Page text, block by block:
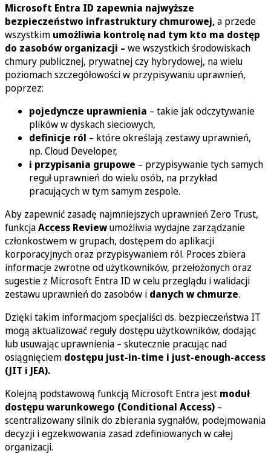
Microsoft Entra ID zapewnia najwyższe
bezpieczeństwo infrastruktury chmurowej,a przede
wszystkim umożliwia kontrolę nad tym kto ma dostęp
do zasobów organizacji – we wszystkich środowiskach
chmury publicznej, prywatnej czy hybrydowej, na wielu
poziomach szczegółowości w przypisywaniu uprawnień,
poprzez:
pojedyncze uprawnienia – takie jak odczytywanie
plików w dyskach sieciowych,
definicje ról – które określają zestawy uprawnień,
np. Cloud Developer,
i przypisania grupowe – przypisywanie tych samych
reguł uprawnień do wielu osób, na przykład
pracujących w tym samym zespole.
Aby zapewnić zasadę najmniejszych uprawnień Zero Trust,
funkcjaAccess Reviewumożliwia wydajne zarządzanie
członkostwem w grupach, dostępem do aplikacji
korporacyjnych oraz przypisywaniem ról. Proces zbiera
informacje zwrotne od użytkowników, przełożonych oraz
sugestie z Microsoft Entra ID w celu przeglądu i walidacji
zestawu uprawnień do zasobów i danych w chmurze.
Dzięki takim informacjom specjaliści ds. bezpieczeństwa IT
mogą aktualizować reguły dostępu użytkowników, dodając
lub usuwając uprawnienia – skutecznie pracując nad
osiągnięciem dostępu just-in-time i just-enough-access
(JIT i JEA).
Kolejną podstawową funkcją Microsoft Entra jest moduł
dostępu warunkowego (Conditional Access) –
scentralizowany silnik do zbierania sygnałów, podejmowania
decyzji i egzekwowania zasad zdefiniowanych w całej
organizacji.